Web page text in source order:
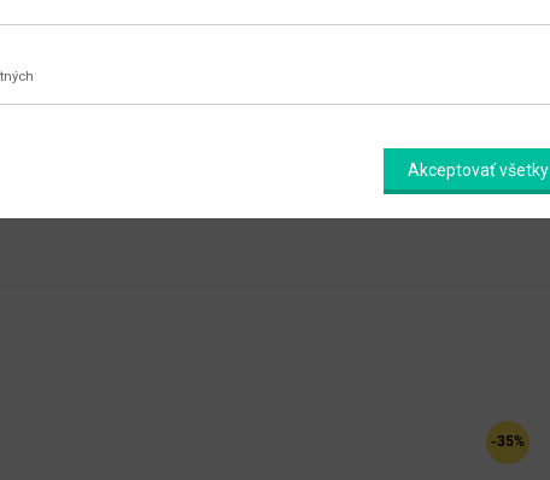
-35%
Akceptovať všetky